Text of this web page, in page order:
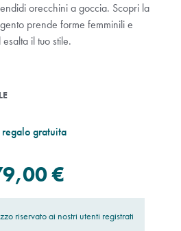
orecchini a goccia. Scopri la
prende forme femminili e
il tuo stile.
gratuita
€
riservato ai nostri utenti registrati